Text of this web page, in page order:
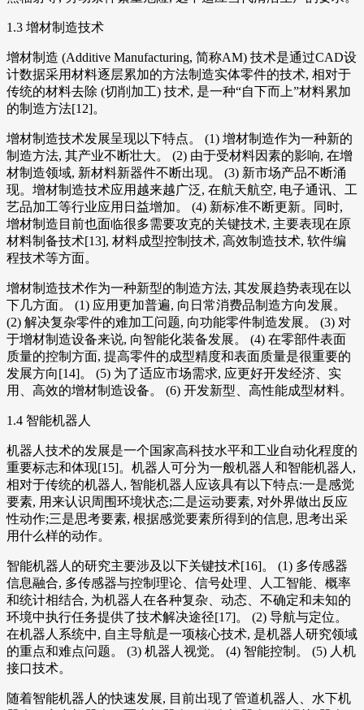
1.3 增材制造技术
增材制造 (Additive Manufacturing, 简称AM) 技术是通过CAD设
计数据采用材料逐层累加的方法制造实体零件的技术, 相对于
传统的材料去除 (切削加工) 技术, 是一种“自下而上”材料累加
的制造方法[12]。
增材制造技术发展呈现以下特点。 (1) 增材制造作为一种新的
制造方法, 其产业不断壮大。 (2) 由于受材料因素的影响, 在增
材制造领域, 新材料新器件不断出现。 (3) 新市场产品不断涌
现。增材制造技术应用越来越广泛, 在航天航空, 电子通讯、工
艺品加工等行业应用日益增加。 (4) 新标准不断更新。同时,
增材制造目前也面临很多需要攻克的关键技术, 主要表现在原
材料制备技术[13], 材料成型控制技术, 高效制造技术, 软件编
程技术等方面。
增材制造技术作为一种新型的制造方法, 其发展趋势表现在以
下几方面。 (1) 应用更加普遍, 向日常消费品制造方向发展。
(2) 解决复杂零件的难加工问题, 向功能零件制造发展。 (3) 对
于增材制造设备来说, 向智能化装备发展。 (4) 在零部件表面
质量的控制方面, 提高零件的成型精度和表面质量是很重要的
发展方向[14]。 (5) 为了适应市场需求, 应更好开发经济、实
用、高效的增材制造设备。 (6) 开发新型、高性能成型材料。
1.4 智能机器人
机器人技术的发展是一个国家高科技水平和工业自动化程度的
重要标志和体现[15]。机器人可分为一般机器人和智能机器人,
相对于传统的机器人, 智能机器人应该具有以下特点:一是感觉
要素, 用来认识周围环境状态;二是运动要素, 对外界做出反应
性动作;三是思考要素, 根据感觉要素所得到的信息, 思考出采
用什么样的动作。
智能机器人的研究主要涉及以下关键技术[16]。 (1) 多传感器
信息融合, 多传感器与控制理论、信号处理、人工智能、概率
和统计相结合, 为机器人在各种复杂、动态、不确定和未知的
环境中执行任务提供了技术解决途径[17]。 (2) 导航与定位。
在机器人系统中, 自主导航是一项核心技术, 是机器人研究领域
的重点和难点问题。 (3) 机器人视觉。 (4) 智能控制。 (5) 人机
接口技术。
随着智能机器人的快速发展, 目前出现了管道机器人、水下机